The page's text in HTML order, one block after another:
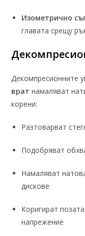
Изометрично
главата срещу
Декомпресионните
врат намаляват
корени:
Разтоварват
Подобряват
Намаляват
дискове
Коригират
напрежение